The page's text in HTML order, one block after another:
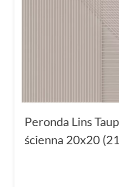
Peronda Lins
ścienna 20x20